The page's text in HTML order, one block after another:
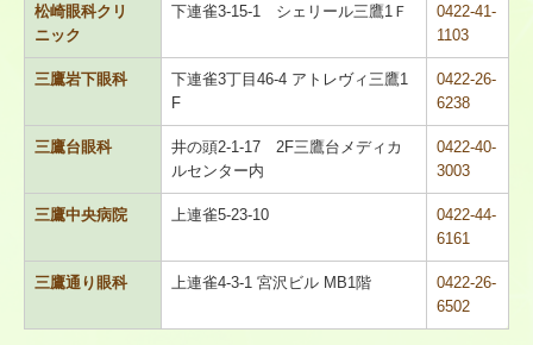
個人情報保護方針
松崎眼科クリ
ニック
下連雀3-15-1 シェリール三鷹1Ｆ
0422-41-
1103
三鷹岩下眼科
下連雀3丁目46-4 アトレヴィ三鷹1
F
0422-26-
6238
三鷹台眼科
井の頭2-1-17 2F三鷹台メディカ
ルセンター内
0422-40-
3003
三鷹中央病院 上連雀5-23-10
0422-44-
6161
三鷹通り眼科 上連雀4-3-1 宮沢ビル MB1階
0422-26-
6502